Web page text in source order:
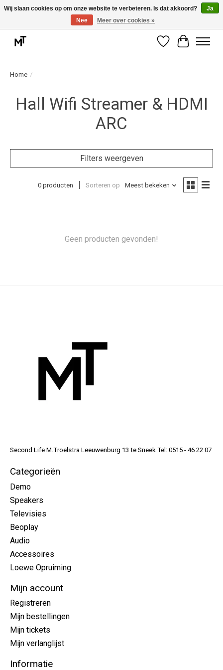
Deskundige installatie of montage nodig? Vraag ons naar de mogelijkheden.
Verlanglijst
Home /
Hall Wifi Streamer & HDMI
ARC
Filters weergeven
0 producten Sorteren op Meest bekeken
Geen producten gevonden!
Second Life M.Troelstra Leeuwenburg 13 te Sneek Tel: 0515 - 46 22 07
Categorieën
Demo
Speakers
Televisies
Beoplay
Audio
Accessoires
Loewe Opruiming
Mijn account
Registreren
Mijn bestellingen
Mijn tickets
Mijn verlanglijst
Informatie
Wij slaan cookies op om onze website te verbeteren. Is dat akkoord?
Ja
Nee
Meer over cookies »